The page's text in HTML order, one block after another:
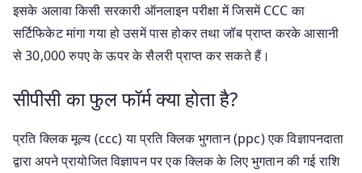
इसके अलावा किसी सरकारी ऑनलाइन परीक्षा में जिसमें CCC का
सर्टिफिकेट मांगा गया हो उसमें पास होकर तथा जॉब प्राप्त करके आसानी
से 30,000 रुपए के ऊपर के सैलरी प्राप्त कर सकते हैं।
सीपीसी का फुल फॉर्म क्या होता है?
प्रति क्लिक मूल्य (ccc) या प्रति क्लिक भुगतान (ppc) एक विज्ञापनदाता
द्वारा अपने प्रायोजित विज्ञापन पर एक क्लिक के लिए भुगतान की गई राशि